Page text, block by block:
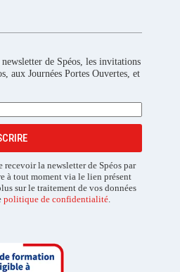
de Spéos, les invitations
aux Journées Portes Ouvertes, et
la newsletter de Spéos par
à tout moment via le lien présent
sur le traitement de vos données
politique de confidentialité.